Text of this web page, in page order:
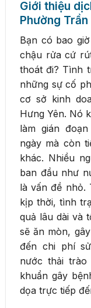
Giới thiệu
Phường
Bạn có bao
chậu rửa cứ
thoát đi? Tình
những sự cố
cơ sở kinh
Hưng Yên. Nó
làm gián
ngày mà còn
khác. Nhiều
ban đầu như
là vấn đề nhỏ.
kịp thời, tình
quả lâu dài và
sẽ ăn mòn,
đến chi phí
nước thải
khuẩn gây
dọa trực tiếp